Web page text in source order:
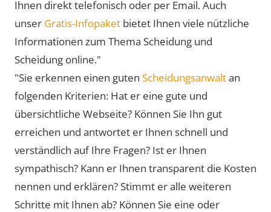
Ihnen direkt telefonisch oder per Email. Auch
unser Gratis-Infopaket bietet Ihnen viele nützliche
Informationen zum Thema Scheidung und
Scheidung online."
"Sie erkennen einen guten Scheidungsanwaltan
folgenden Kriterien: Hat er eine gute und
übersichtliche Webseite? Können Sie Ihn gut
erreichen und antwortet er Ihnen schnell und
verständlich auf Ihre Fragen? Ist er Ihnen
sympathisch? Kann er Ihnen transparent die Kosten
nennen und erklären? Stimmt er alle weiteren
Schritte mit Ihnen ab? Können Sie eine oder